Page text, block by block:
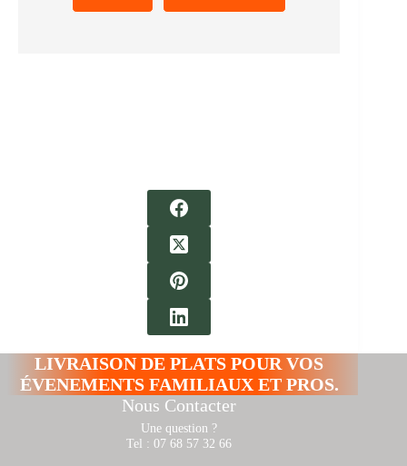
LIVRAISON DE PLATS POUR VOS
ÉVENEMENTS FAMILIAUX ET PROS.
Nous Contacter
Une question ?
Tel : 07 68 57 32 66